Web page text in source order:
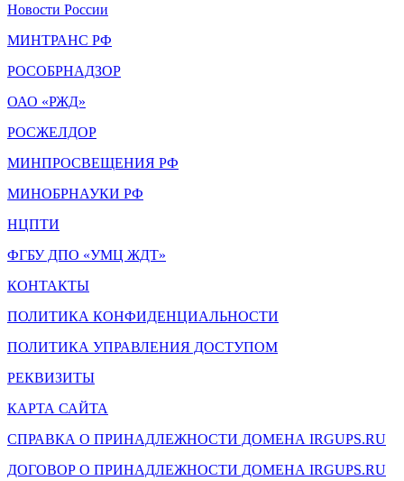
Новости России
МИНТРАНС РФ
РОСОБРНАДЗОР
ОАО «РЖД»
РОСЖЕЛДОР
МИНПРОСВЕЩЕНИЯ РФ
МИНОБРНАУКИ РФ
НЦПТИ
ФГБУ ДПО «УМЦ ЖДТ»
КОНТАКТЫ
ПОЛИТИКА КОНФИДЕНЦИАЛЬНОСТИ
ПОЛИТИКА УПРАВЛЕНИЯ ДОСТУПОМ
РЕКВИЗИТЫ
КАРТА САЙТА
СПРАВКА О ПРИНАДЛЕЖНОСТИ ДОМЕНА IRGUPS.RU
ДОГОВОР О ПРИНАДЛЕЖНОСТИ ДОМЕНА IRGUPS.RU